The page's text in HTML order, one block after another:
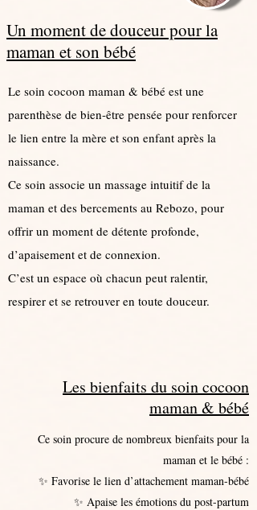
Un moment de douceur pour la
maman et son bébé
Le soin cocoon maman & bébé est une
parenthèse de bien-être pensée pour renforcer
le lien entre la mère et son enfant après la
naissance.
Ce soin associe un massage intuitif de la
maman et des bercements au Rebozo, pour
offrir un moment de détente profonde,
d’apaisement et de connexion.
C’est un espace où chacun peut ralentir,
respirer et se retrouver en toute douceur.
Les bienfaits du soin cocoon
maman & bébé
Ce soin procure de nombreux bienfaits pour la
maman et le bébé :
✨ Favorise le lien d’attachement maman-bébé
✨ Apaise les émotions du post-partum